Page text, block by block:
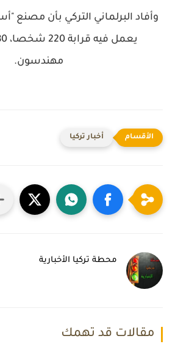
وأفاد البرلماني التركي بأن مصنع
مهندسون.
أخبار تركيا
محطة تركيا الأخبارية
مقالات قد تهمك